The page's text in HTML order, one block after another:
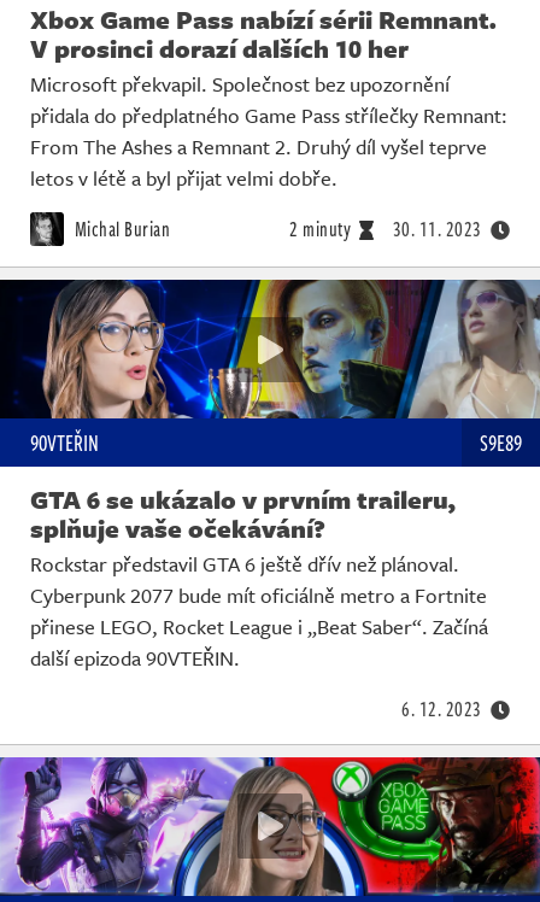
Xbox Game Pass nabízí sérii Remnant.
V prosinci dorazí dalších 10 her
Microsoft překvapil. Společnost bez upozornění
přidala do předplatného Game Pass střílečky Remnant:
From The Ashes a Remnant 2. Druhý díl vyšel teprve
letos v létě a byl přijat velmi dobře.
Michal Burian 2 minuty 30. 11. 2023
90VTEŘIN S9E89
GTA 6 se ukázalo v prvním traileru,
splňuje vaše očekávání?
Rockstar představil GTA 6 ještě dřív než plánoval.
Cyberpunk 2077 bude mít oficiálně metro a Fortnite
přinese LEGO, Rocket League i „Beat Saber“. Začíná
další epizoda 90VTEŘIN.
6. 12. 2023